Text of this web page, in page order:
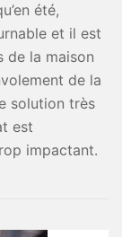
été,
et il est
de la maison
de la
solution très
est
impactant.